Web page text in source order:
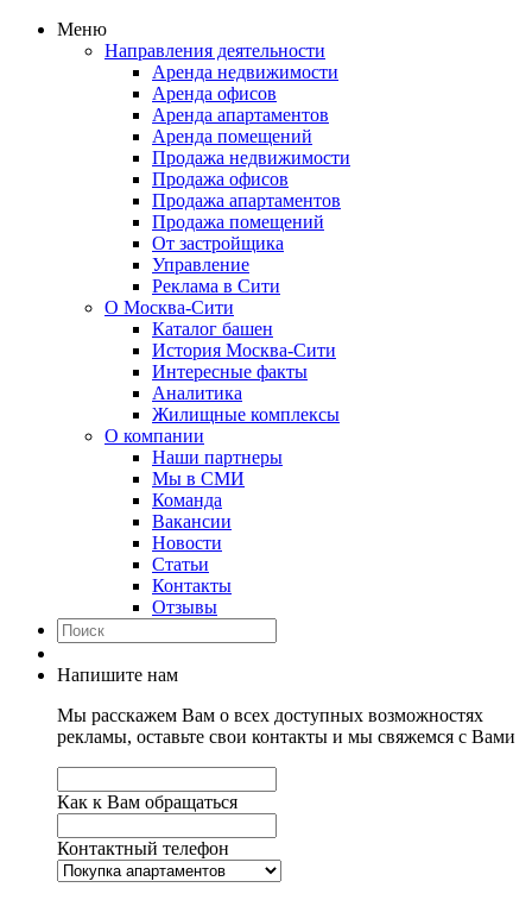
Меню
Направления деятельности
Аренда недвижимости
Аренда офисов
Аренда апартаментов
Аренда помещений
Продажа недвижимости
Продажа офисов
Продажа апартаментов
Продажа помещений
От застройщика
Управление
Реклама в Сити
О Москва-Сити
Каталог башен
История Москва-Сити
Интересные факты
Аналитика
Жилищные комплексы
О компании
Наши партнеры
Мы в СМИ
Команда
Вакансии
Новости
Статьи
Контакты
Отзывы
Напишите нам
Мы расскажем Вам о всех доступных возможностях
рекламы, оставьте свои контакты и мы свяжемся с Вами
Как к Вам обращаться
Контактный телефон